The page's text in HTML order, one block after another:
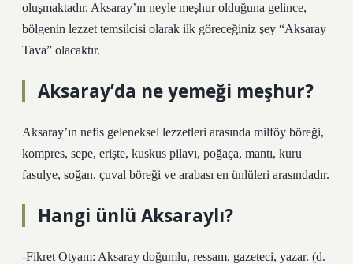
oluşmaktadır. Aksaray’ın neyle meşhur olduğuna gelince,
bölgenin lezzet temsilcisi olarak ilk göreceğiniz şey “Aksaray
Tava” olacaktır.
Aksaray’da ne yemeği meşhur?
Aksaray’ın nefis geleneksel lezzetleri arasında milföy böreği,
kompres, sepe, erişte, kuskus pilavı, poğaça, mantı, kuru
fasulye, soğan, çuval böreği ve arabası en ünlüleri arasındadır.
Hangi ünlü Aksaraylı?
-Fikret Otyam: Aksaray doğumlu, ressam, gazeteci, yazar. (d.